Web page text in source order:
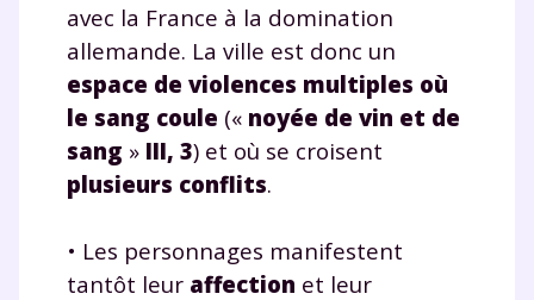
avec la France à la domination
allemande. La ville est donc un
espace de violences multiples où
le sang coule (« noyée de vin et de
sang » III, 3) et où se croisent
plusieurs conflits.
• Les personnages manifestent
tantôt leur affection et leur